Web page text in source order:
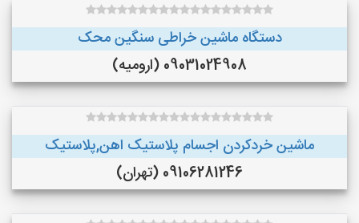
دستگاه ماشین خراطی سنگین محک
09031024908 (ارومیه)
ماشین خردکردن اجسام پلاستیک اهن,پلاستیک
09106281246 (تهران)